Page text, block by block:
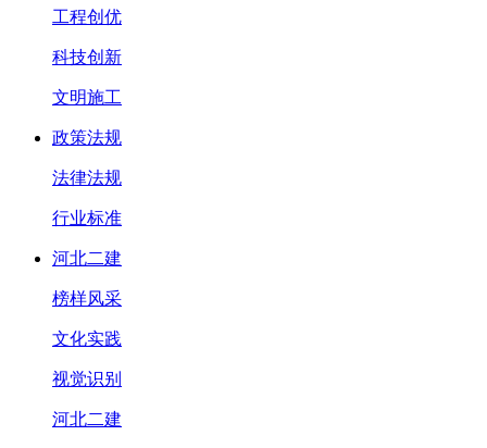
工程创优
科技创新
文明施工
政策法规
法律法规
行业标准
河北二建
榜样风采
文化实践
视觉识别
河北二建